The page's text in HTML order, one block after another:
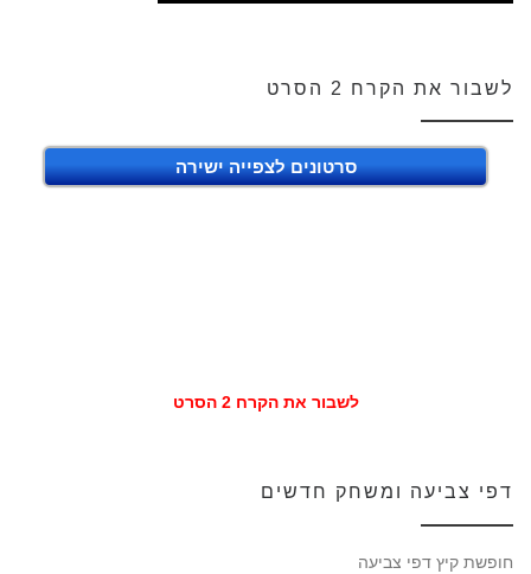
לשבור את הקרח 2 הסרט
סרטונים לצפייה ישירה
לשבור את הקרח 2 הסרט
דפי צביעה ומשחק חדשים
חופשת קיץ דפי צביעה